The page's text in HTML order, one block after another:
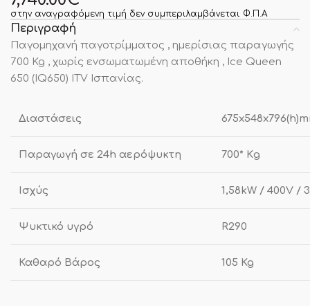
στην αναγραφόμενη τιμή δεν συμπεριλαμβάνεται Φ.Π.Α
Περιγραφή
Παγομηχανή παγοτρίμματος , ημερίσιας παραγωγής
700 Kg , χωρίς ενσωματωμένη αποθήκη , Ice Queen
650 (IQ650) ITV Ισπανίας.
Διαστάσεις
Παραγωγή σε 24h αερόψυκτη 700* Κg
Ισχύς 1,58kW / 400V /
Ψυκτικό υγρό R290
Καθαρό Βάρος 105 Kg